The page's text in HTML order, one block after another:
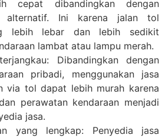
cepat dibandingkan dengan
alternatif. Ini karena jalan tol
lebih lebar dan lebih sedikit
lambat atau lampu merah.
Dibandingkan dengan
pribadi, menggunakan jasa
via tol dapat lebih murah karena
perawatan kendaraan menjadi
jasa.
yang lengkap: Penyedia jasa